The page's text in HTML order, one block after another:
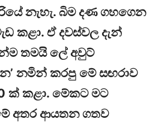
නැහැ. බිම දණ ගහගෙන
කළා. ඒ දවස්වල දැන්
තමයි ලේ අවුට්
නමින් කරපු මේ සඟරාව
ක් කළා. මේකට මට
අතර ආයතන ගතව